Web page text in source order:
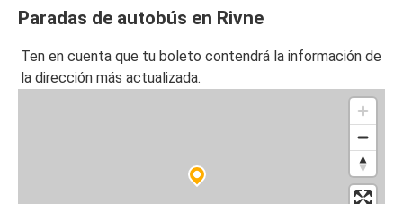
Paradas de autobús en Rivne
Ten en cuenta que tu boleto contendrá la información de
la dirección más actualizada.